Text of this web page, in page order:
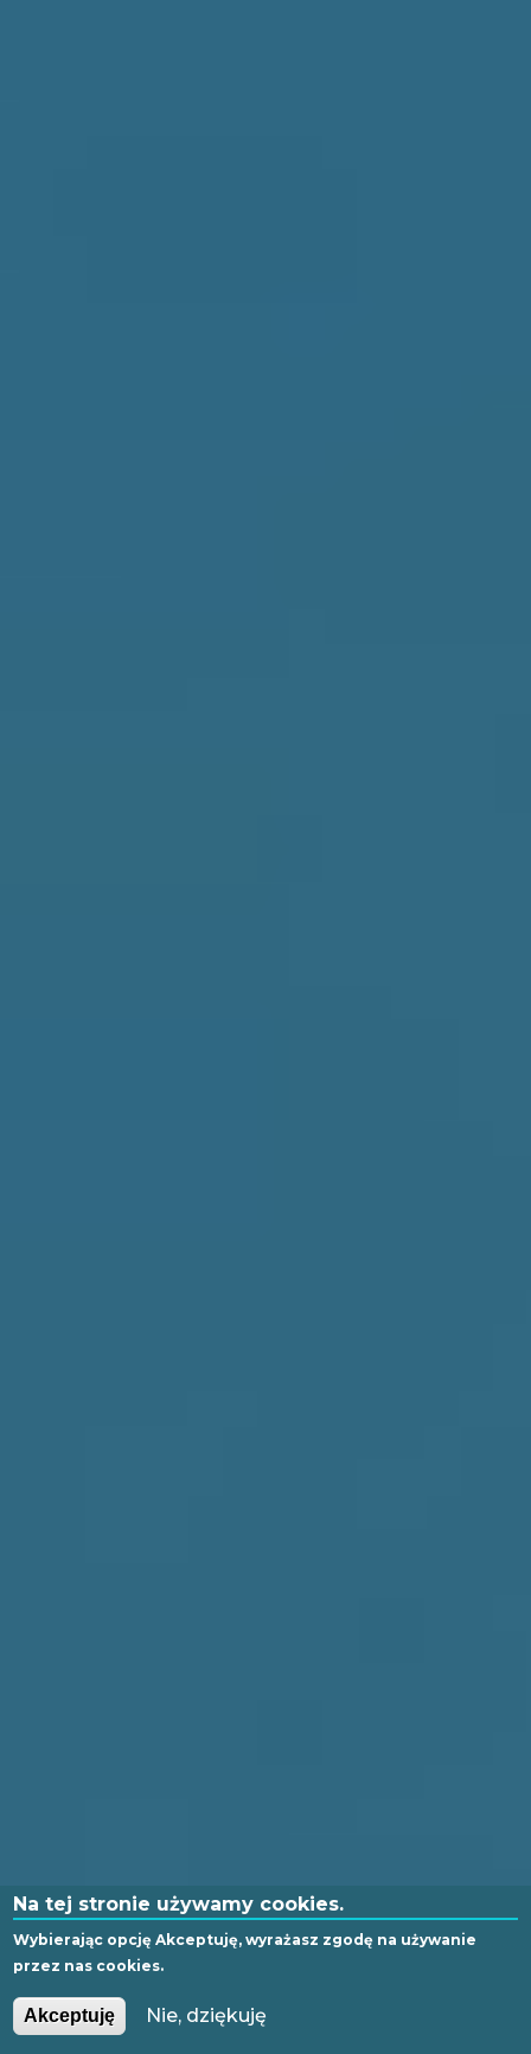
PL
EN
GLI
Na tej stronie używamy cookies.
Wybierając opcjęAkceptuję, wyrażasz zgodę na używanie
przez nas cookies.
Akceptuję Nie, dziękuję